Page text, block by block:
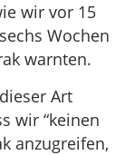
wir vor 15
Wochen
warnten.
Art
wir “keinen
anzugreifen,